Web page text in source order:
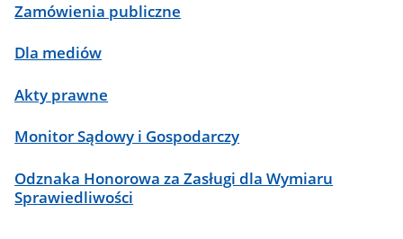
Zamówienia publiczne
Dla mediów
Akty prawne
Monitor Sądowy i Gospodarczy
Odznaka Honorowa za Zasługi dla Wymiaru
Sprawiedliwości